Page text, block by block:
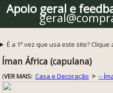
Apoio geral e
É a 1ª vez que usa este site? Clique
Íman África (capulana)
(VER MAIS: Casa e Decoração > --